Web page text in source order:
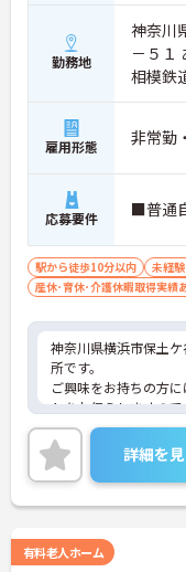
勤務地
神奈川
－５１
相模鉄
雇用形態 非常勤
応募要件 ■普通
駅から徒歩10分以内 未経
産休･育休･介護休暇取得実績
神奈川県横浜市保土
所です。
ご興味をお持ちの方
トをお伝えしますの
いませ。
詳細を
有料老人ホーム